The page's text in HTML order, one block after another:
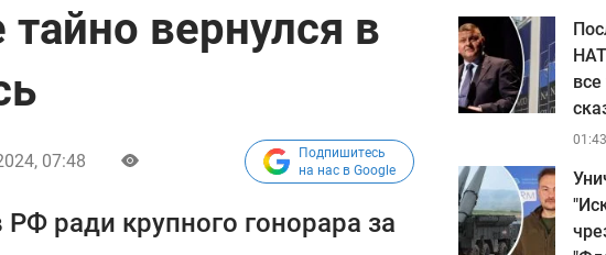
вернулся в
07:48
Подпишитесь
на нас в Google
ради крупного гонорара за
01:43